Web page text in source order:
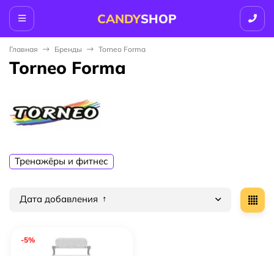
CANDYSHOP
Главная Бренды Torneo Forma
Torneo Forma
Тренажёры и фитнес
Дата добавления
-5%